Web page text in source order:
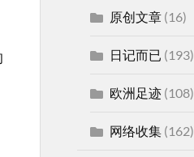
原创文章(16)
日记而已 (193)
欧洲足迹(108)
网络收集(162)